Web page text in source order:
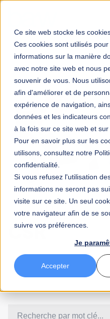
Ce site web stocke les
Ces cookies sont utilisés
informations sur la manière
avec notre site web et nous
souvenir de vous. Nous
afin d'améliorer et de
expérience de navigation,
données et les indicateurs
à la fois sur ce site web et
Pour en savoir plus sur les
utilisons, consultez notre
confidentialité.
Si vous refusez l'utilisation
informations ne seront pas
visite sur ce site. Un seul
votre navigateur afin de se
suivre vos préférences.
Je
Accepter
CSR